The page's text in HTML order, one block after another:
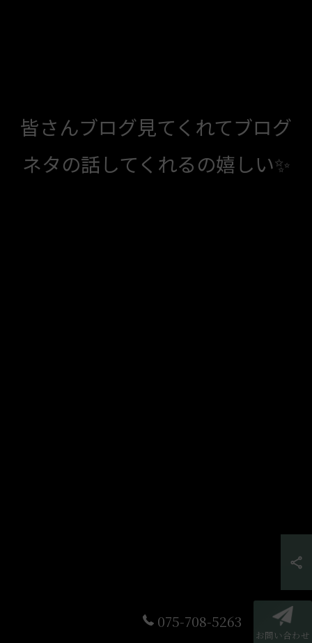
皆さんブログ見てくれてブログ
ネタの話してくれるの嬉しい✨
075-708-5263
お問い合わせ